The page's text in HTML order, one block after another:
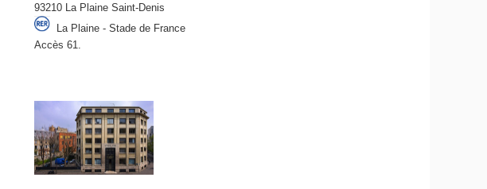
93210 La Plaine Saint-Denis
La Plaine - Stade de France
Accès 61.